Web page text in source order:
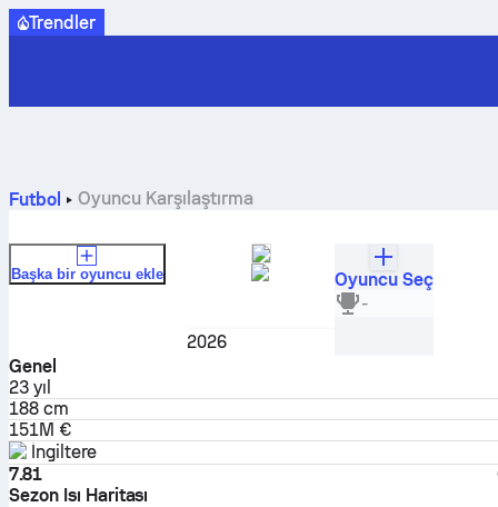
Trendler
Futbol
Oyuncu Karşılaştırma
Başka bir oyuncu ekle
2026
Oyuncu Seç
-
Genel
23 yıl
188 cm
151M €
İngiltere
7.81
Sezon Isı Haritası